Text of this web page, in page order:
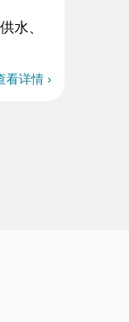
水、
看详情 ›